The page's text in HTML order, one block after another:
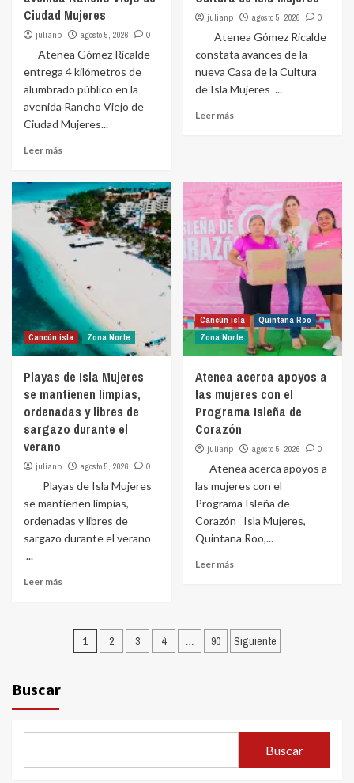
Ciudad Mujeres
julianp agosto 5, 2026 0
Atenea Gómez Ricalde
entrega 4 kilómetros de
alumbrado público en la
avenida Rancho Viejo de
Ciudad Mujeres...
Leer más
julianp agosto 5, 2026 0
Atenea Gómez Ricalde
constata avances de la
nueva Casa de la Cultura
de Isla Mujeres ...
Leer más
Cancún isla Zona Norte
Playas de Isla Mujeres
se mantienen limpias,
ordenadas y libres de
sargazo durante el
verano
julianp agosto 5, 2026 0
Playas de Isla Mujeres
se mantienen limpias,
ordenadas y libres de
sargazo durante el verano
...
Leer más
Cancún isla
Quintana Roo
Zona Norte
Atenea acerca apoyos a
las mujeres con el
Programa Isleña de
Corazón
julianp agosto 5, 2026 0
Atenea acerca apoyos a
las mujeres con el
Programa Isleña de
Corazón Isla Mujeres,
Quintana Roo,...
Leer más
Paginación
1 2 3 4 … 90 Siguiente
Buscar
Buscar